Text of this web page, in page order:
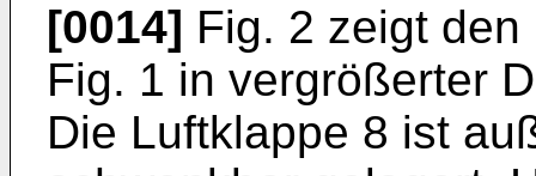
[0014] Fig. 2 zeigt
Fig. 1 in vergrößerter
Die Luftklappe 8 ist